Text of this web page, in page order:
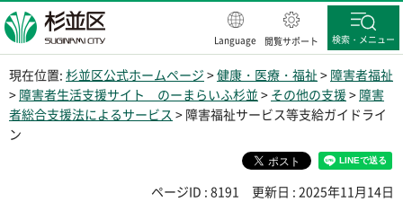
杉並区
Language 閲覧サポート 検索・メニュー
現在位置: 杉並区公式ホームページ >健康・医療・福祉 > 障害者福祉
> 障害者生活支援サイト のーまらいふ杉並 > その他の支援> 障害
者総合支援法によるサービス > 障害福祉サービス等支給ガイドライ
ン
ページID : 8191 更新日 : 2025年11月14日